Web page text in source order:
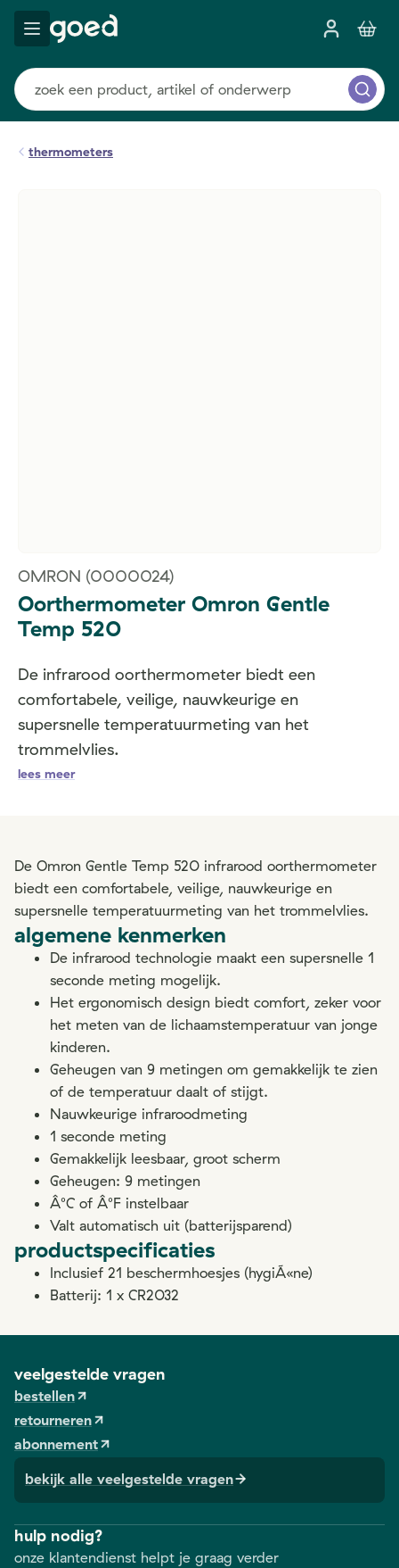
thermometers
OMRON (0000024)
Oorthermometer Omron Gentle
Temp 520
De infrarood oorthermometer biedt een
comfortabele, veilige, nauwkeurige en
supersnelle temperatuurmeting van het
trommelvlies.
lees meer
De Omron Gentle Temp 520 infrarood oorthermometer
biedt een comfortabele, veilige, nauwkeurige en
supersnelle temperatuurmeting van het trommelvlies.
algemene kenmerken
De infrarood technologie maakt een supersnelle 1
seconde meting mogelijk.
Het ergonomisch design biedt comfort, zeker voor
het meten van de lichaamstemperatuur van jonge
kinderen.
Geheugen van 9 metingen om gemakkelijk te zien
of de temperatuur daalt of stijgt.
Nauwkeurige infraroodmeting
1 seconde meting
Gemakkelijk leesbaar, groot scherm
Geheugen: 9 metingen
Â°C of Â°F instelbaar
Valt automatisch uit (batterijsparend)
productspecificaties
Inclusief 21 beschermhoesjes (hygiÃ«ne)
Batterij: 1 x CR2032
veelgestelde vragen
bestellen
retourneren
abonnement
bekijk alle veelgestelde vragen
hulp nodig?
onze klantendienst helpt je graag verder